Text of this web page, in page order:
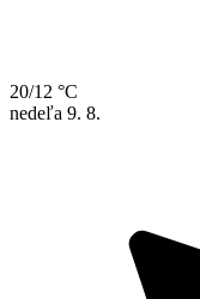
20/12 °C
nedeľa 9. 8.